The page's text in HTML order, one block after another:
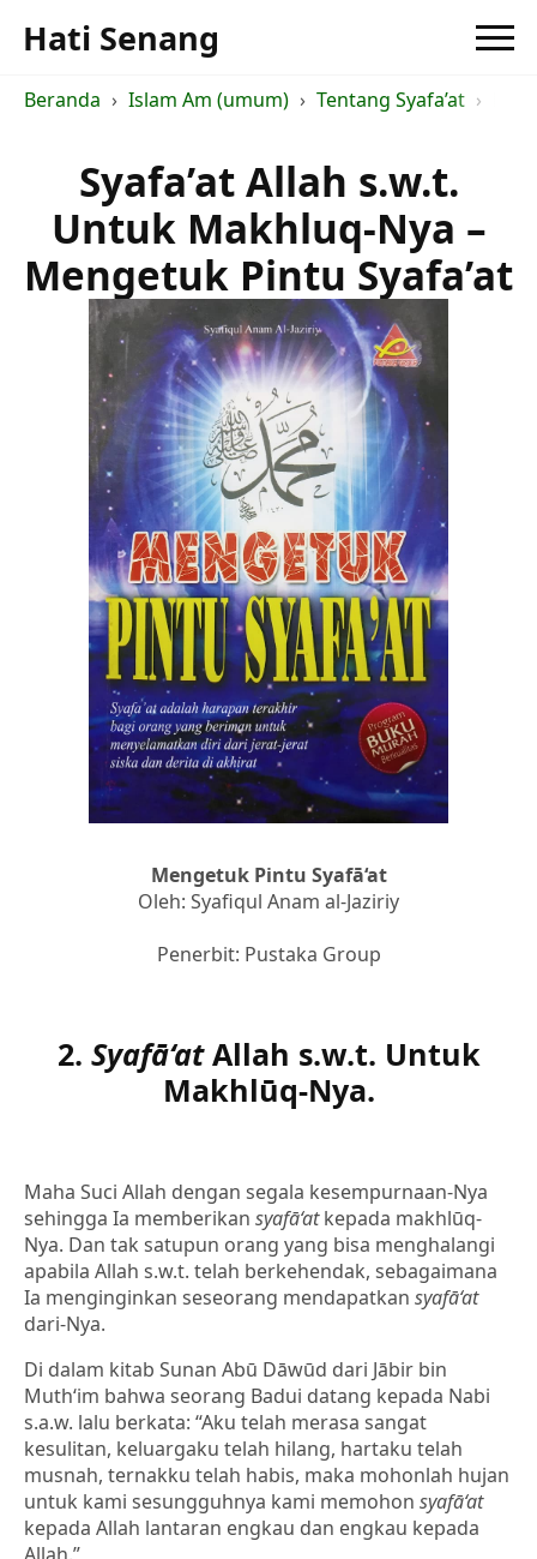
Hati Senang
Beranda Islam Am (umum) Tentang Syafa’at
Syafa’at Allah s.w.t.
Untuk Makhluq-Nya –
Mengetuk Pintu Syafa’at
Mengetuk Pintu Syafā‘at
Oleh: Syafiqul Anam al-Jaziriy
Penerbit: Pustaka Group
2. Syafā‘atAllah s.w.t. Untuk
Makhlūq-Nya.
Maha Suci Allah dengan segala kesempurnaan-Nya
sehingga Ia memberikan syafā‘atkepada makhlūq-
Nya. Dan tak satupun orang yang bisa menghalangi
apabila Allah s.w.t. telah berkehendak, sebagaimana
Ia menginginkan seseorang mendapatkan syafā‘at
dari-Nya.
Di dalam kitab Sunan Abū Dāwūd dari Jābir bin
Muth‘im bahwa seorang Badui datang kepada Nabi
s.a.w. lalu berkata: “Aku telah merasa sangat
kesulitan, keluargaku telah hilang, hartaku telah
musnah, ternakku telah habis, maka mohonlah hujan
untuk kami sesungguhnya kami memohon syafā‘at
kepada Allah lantaran engkau dan engkau kepada